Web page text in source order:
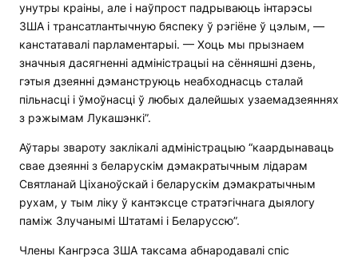
унутры краіны, але і наўпрост падрываюць інтарэсы
ЗША і трансатлантычную бяспеку ў рэгіёне ў цэлым, —
канстатавалі парламентарыі. — Хоць мы прызнаем
значныя дасягненні адміністрацыі на сённяшні дзень,
гэтыя дзеянні дэманструюць неабходнасць сталай
пільнасці і ўмоўнасці ў любых далейшых узаемадзеяннях
з рэжымам Лукашэнкі”.
Аўтары звароту заклікалі адміністрацыю “каардынаваць
свае дзеянні з беларускім дэмакратычным лідарам
Святланай Ціханоўскай і беларускім дэмакратычным
рухам, у тым ліку ў кантэксце стратэгічнага дыялогу
паміж Злучанымі Штатамі і Беларуссю”.
Члены Кангрэса ЗША таксама абнародавалі спіс